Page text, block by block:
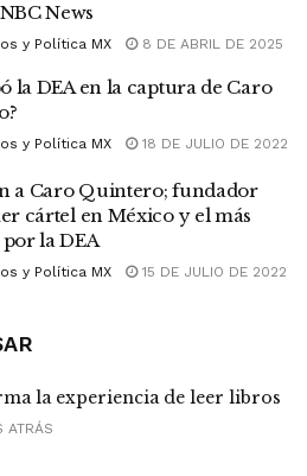
News
y Política MX 8 DE ABRIL DE 2025
la DEA en la captura de Caro
y Política MX 18 DE JULIO DE 2022
a Caro Quintero; fundador
cártel en México y el más
la DEA
y Política MX 15 DE JULIO DE 2022
la experiencia de leer libros
ATRÁS